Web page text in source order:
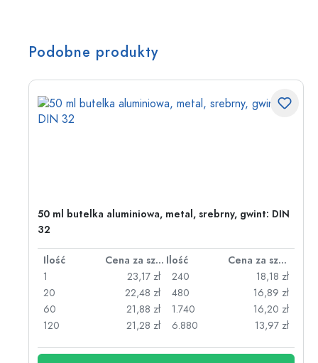
Podobne produkty
50 ml butelka aluminiowa, metal, srebrny, gwint: DIN
32
Ilość Cena za sztukę Ilość
Cena za sztukę
1
23,17 zł
20
22,48 zł
60
21,88 zł
120
21,28 zł
240
18,18 zł
480
16,89 zł
1.740
16,20 zł
6.880
13,97 zł